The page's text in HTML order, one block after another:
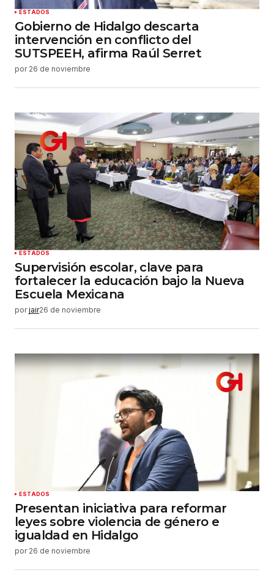
ESTADOS
Gobierno de Hidalgo descarta
intervención en conflicto del
SUTSPEEH, afirma Raúl Serret
por 26 de noviembre
ESTADOS
Supervisión escolar, clave para
fortalecer la educación bajo la Nueva
Escuela Mexicana
por jair26 de noviembre
ESTADOS
Presentan iniciativa para reformar
leyes sobre violencia de género e
igualdad en Hidalgo
por 26 de noviembre